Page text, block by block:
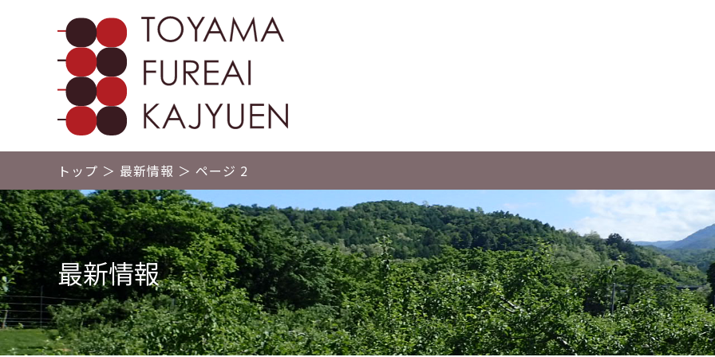
トップ ＞ 最新情報 ＞ ページ 2
最新情報